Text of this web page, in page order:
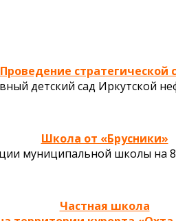
Проведение стратегической
детский сад Иркутской
Школа от «Брусники»
муниципальной школы на
Частная школа